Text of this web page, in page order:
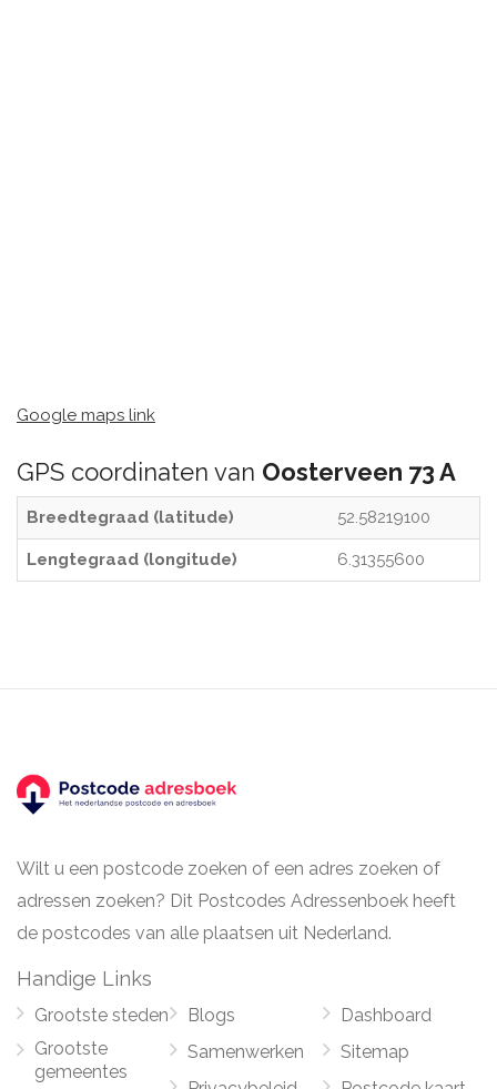
Google maps link
GPS coordinaten van Oosterveen 73 A
Breedtegraad (latitude) 52.58219100
Lengtegraad (longitude) 6.31355600
Wilt u een postcode zoeken of een adres zoeken of
adressen zoeken? Dit Postcodes Adressenboek heeft
de postcodes van alle plaatsen uit Nederland.
Handige Links
Grootste steden
Grootste
gemeentes
Blogs
Samenwerken
Dashboard
Sitemap